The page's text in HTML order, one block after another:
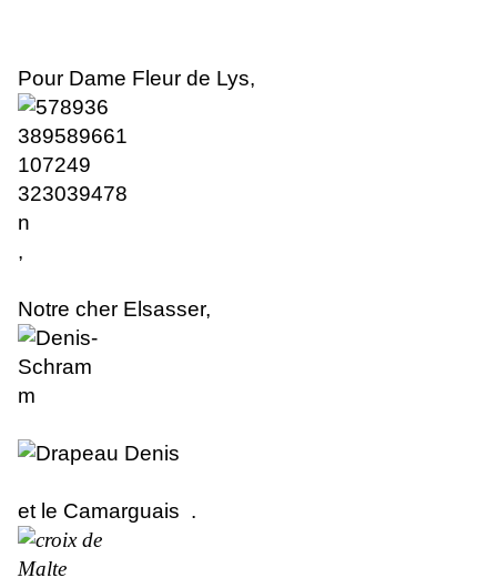
Pour Dame Fleur de Lys,
,
Notre cher Elsasser,
et le Camarguais .